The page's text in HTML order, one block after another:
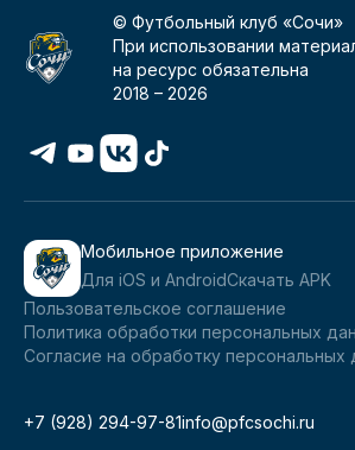
© Футбольный клуб «Сочи»
При использовании
на ресурс обязательна
2018 –2026
Мобильное приложение
Для iOS и AndroidСкачать APK
Пользовательское соглашение
Политика обработки персональных
Согласие на обработку персональных
+7 (928) 294-97-81info@pfcsochi.ru